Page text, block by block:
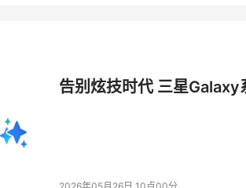
告别炫技时代 三星Galaxy